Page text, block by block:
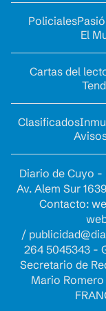
Policiales
El
Cartas del
Clasificados
Diario de Cuyo -
Av. Alem Sur
Contacto:
/
264 5045343 -
Secretario de
Mario